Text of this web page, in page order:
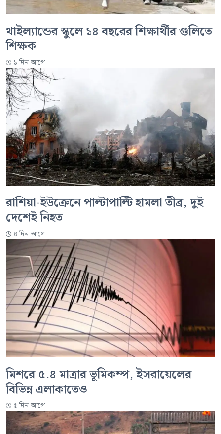
থাইল্যান্ডের স্কুলে ১৪ বছরের শিক্ষার্থীর গুলিতে
শিক্ষক
১ দিন আগে
রাশিয়া-ইউক্রেনে পাল্টাপাল্টি হামলা তীব্র, দুই
দেশেই নিহত
৪ দিন আগে
মিশরে ৫.৪ মাত্রার ভূমিকম্প, ইসরায়েলের
বিভিন্ন এলাকাতেও
৫ দিন আগে